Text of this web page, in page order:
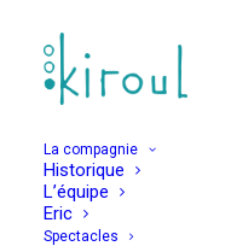
La compagnie
Historique
L’équipe
Eric
Spectacles